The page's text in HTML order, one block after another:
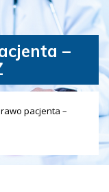
–
pacjenta –